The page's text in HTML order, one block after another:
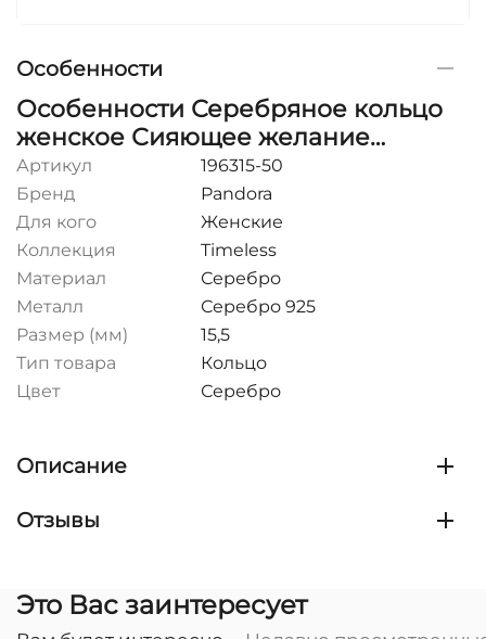
Особенности
Особенности Серебряное кольцо
женское Сияющее желание
Pandora Moments
Артикул
196315-50
Бренд
Pandora
Для кого
Женские
Коллекция
Timeless
Материал
Серебро
Металл
Серебро 925
Размер (мм)
15,5
Тип товара
Кольцо
Цвет
Серебро
Описание
Отзывы
Это Вас заинтересует